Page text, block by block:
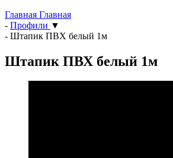
Главная Главная
- Профили ▼
- Штапик ПВХ белый 1м
Штапик ПВХ белый 1м